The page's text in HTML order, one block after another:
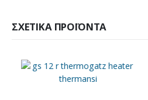
ΣΧΕΤΙΚΆ ΠΡΟΪΌΝΤΑ